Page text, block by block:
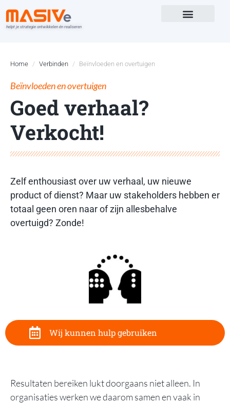
helpt je strategie ontwikkelen én realiseren
Home Verbinden Beïnvloeden en overtuigen
Beïnvloeden en overtuigen
Goed verhaal?
Verkocht!
Zelf enthousiast over uw verhaal, uw nieuwe
product of dienst? Maar uw stakeholders hebben er
totaal geen oren naar of zijn allesbehalve
overtuigd? Zonde!
Wij kunnen hulp gebruiken
Resultaten bereiken lukt doorgaans niet alleen. In
organisaties werken we daarom samen en vaak in